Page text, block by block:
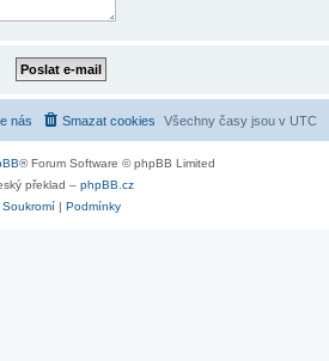
Všechny časy jsou v UTC
Smazat cookies
nás
® Forum Software © phpBB Limited
překlad – phpBB.cz
Soukromí| Podmínky